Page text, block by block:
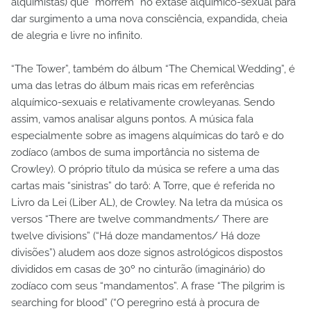
dar surgimento a uma nova consciência, expandida, cheia
de alegria e livre no infinito.
“The Tower”, também do álbum “The Chemical Wedding”, é
uma das letras do álbum mais ricas em referências
alquímico-sexuais e relativamente crowleyanas. Sendo
assim, vamos analisar alguns pontos. A música fala
especialmente sobre as imagens alquímicas do tarô e do
zodíaco (ambos de suma importância no sistema de
Crowley). O próprio título da música se refere a uma das
cartas mais “sinistras” do tarô: A Torre, que é referida no
Livro da Lei (Liber AL), de Crowley. Na letra da música os
versos “There are twelve commandments/ There are
twelve divisions” (“Há doze mandamentos/ Há doze
divisões”) aludem aos doze signos astrológicos dispostos
divididos em casas de 30º no cinturão (imaginário) do
zodíaco com seus “mandamentos”. A frase “The pilgrim is
searching for blood” (“O peregrino está à procura de